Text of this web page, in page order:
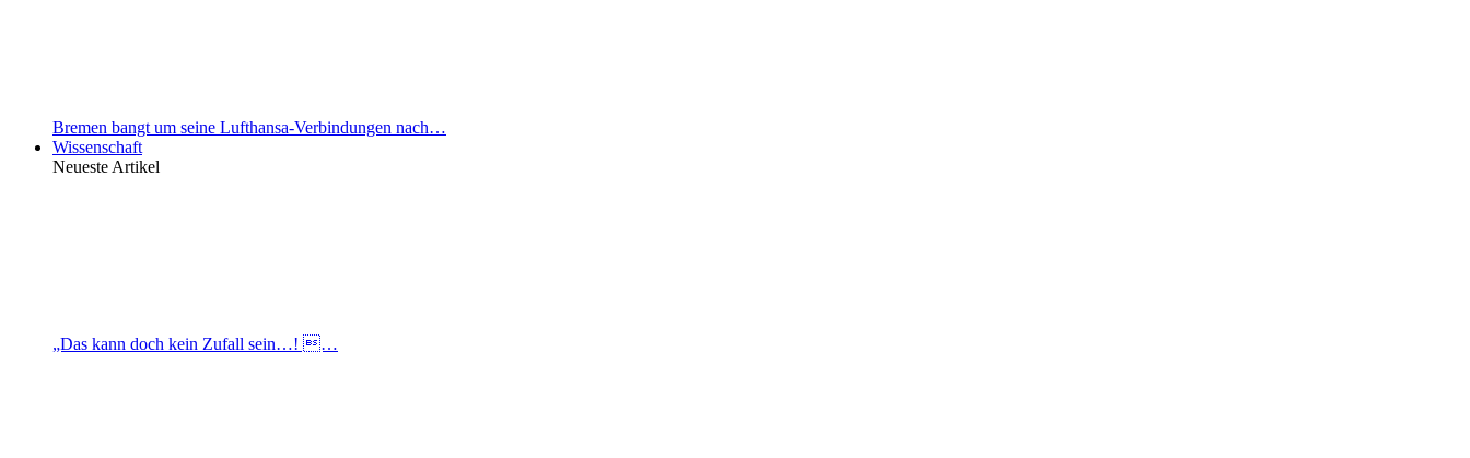
Bremen bangt um seine Lufthansa-Verbindungen nach…
Wissenschaft
Neueste Artikel
„Das kann doch kein Zufall sein…! …